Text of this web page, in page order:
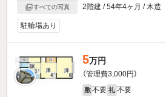
すべての写真
2階建 / 54年4ヶ月 / 木造
駐輪場あり
5万円
（管理費3,000円）
敷 不要 礼 不要